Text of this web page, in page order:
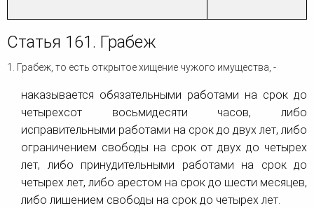
Статья 161. Грабеж
1. Грабеж, то есть открытое хищение чужого имущества, -
наказывается обязательными работами на срок до
четырехсот восьмидесяти часов, либо
исправительными работами на срок до двух лет, либо
ограничением свободы на срок от двух до четырех
лет, либо принудительными работами на срок до
четырех лет, либо арестом на срок до шести месяцев,
либо лишением свободы на срок до четырех лет.